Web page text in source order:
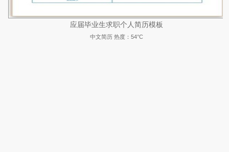
应届毕业生求职个人简历模板
中文简历 热度：54°C